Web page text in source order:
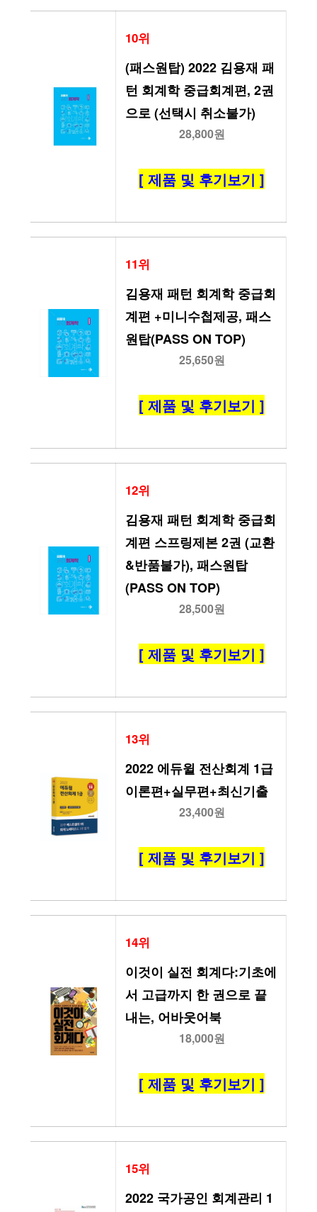
10위
(패스원탑) 2022 김용재 패
턴 회계학 중급회계편, 2권
으로 (선택시 취소불가)
28,800원
[ 제품 및 후기보기 ]
11위
김용재 패턴 회계학 중급회
계편 +미니수첩제공, 패스
원탑(PASS ON TOP)
25,650원
[ 제품 및 후기보기 ]
12위
김용재 패턴 회계학 중급회
계편 스프링제본 2권 (교환
&반품불가), 패스원탑
(PASS ON TOP)
28,500원
[ 제품 및 후기보기 ]
13위
2022 에듀윌 전산회계 1급
이론편+실무편+최신기출
23,400원
[ 제품 및 후기보기 ]
14위
이것이 실전 회계다:기초에
서 고급까지 한 권으로 끝
내는, 어바웃어북
18,000원
[ 제품 및 후기보기 ]
15위
2022 국가공인 회계관리 1